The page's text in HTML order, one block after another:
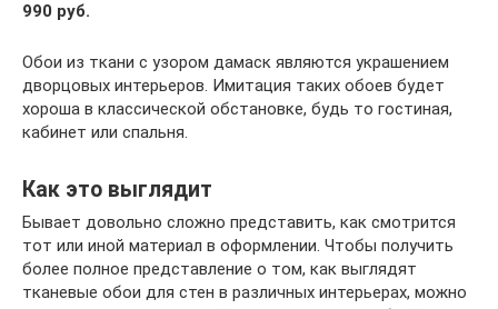
990 руб.
Обои из ткани с узором дамаск являются украшением
дворцовых интерьеров. Имитация таких обоев будет
хороша в классической обстановке, будь то гостиная,
кабинет или спальня.
Как это выглядит
Бывает довольно сложно представить, как смотрится
тот или иной материал в оформлении. Чтобы получить
более полное представление о том, как выглядят
тканевые обои для стен в различных интерьерах, можно